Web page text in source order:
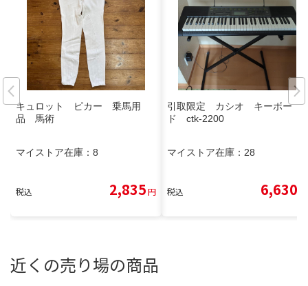
キュロット ピカー 乗馬用
品 馬術
マイストア在庫： 8
税込 2,835円
引取限定 カシオ キーボー
ド ctk-2200
マイストア在庫： 28
税込 6,630
近くの売り場の商品